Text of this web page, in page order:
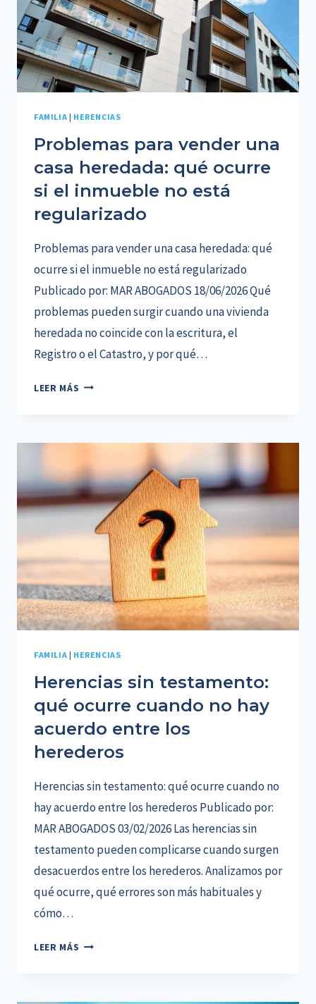
FAMILIA | HERENCIAS
Problemas para vender una
casa heredada: qué ocurre
si el inmueble no está
regularizado
Problemas para vender una casa heredada: qué
ocurre si el inmueble no está regularizado
Publicado por: MAR ABOGADOS 18/06/2026 Qué
problemas pueden surgir cuando una vivienda
heredada no coincide con la escritura, el
Registro o el Catastro, y por qué…
LEER MÁS PROBLEMAS
HEREDADA:
QUÉ
OCURRE
EL
INMUEBLE
ESTÁ
REGULARIZADO
FAMILIA | HERENCIAS
Herencias sin testamento:
qué ocurre cuando no hay
acuerdo entre los
herederos
Herencias sin testamento: qué ocurre cuando no
hay acuerdo entre los herederos Publicado por:
MAR ABOGADOS 03/02/2026 Las herencias sin
testamento pueden complicarse cuando surgen
desacuerdos entre los herederos. Analizamos por
qué ocurre, qué errores son más habituales y
cómo…
LEER MÁS HERENCIAS